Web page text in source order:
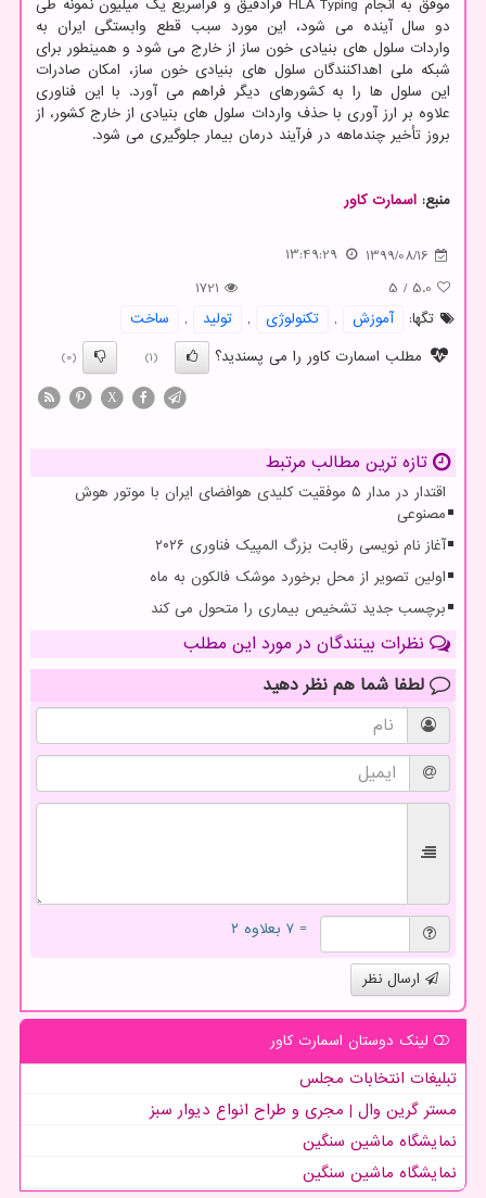
موفق به انجام HLA Typing فرادقیق و فراسریع یک میلیون نمونه طی
دو سال آینده می شود، این مورد سبب قطع وابستگی ایران به
واردات سلول های بنیادی خون ساز از خارج می شود و همینطور برای
شبکه ملی اهداکنندگان سلول های بنیادی خون ساز، امکان صادرات
این سلول ها را به کشورهای دیگر فراهم می آورد. با این فناوری
علاوه بر ارز آوری با حذف واردات سلول های بنیادی از خارج کشور، از
بروز تأخیر چندماهه در فرآیند درمان بیمار جلوگیری می شود.
منبع: اسمارت كاور
1399/08/16
13:49:29
5.0
/
5
1721
تگها:
آموزش , تكنولوژی , تولید ,
ساخت
مطلب اسمارت کاور را می پسندید؟
(1)
(0)
X
تازه ترین مطالب مرتبط
اقتدار در مدار ۵ موفقیت کلیدی هوافضای ایران با موتور هوش
مصنوعی
آغاز نام نویسی رقابت بزرگ المپیک فناوری ۲۰۲۶
اولین تصویر از محل برخورد موشک فالکون به ماه
برچسب جدید تشخیص بیماری را متحول می کند
نظرات بینندگان در مورد این مطلب
لطفا شما هم نظر دهید
= ۷ بعلاوه ۲
ارسال نظر
لینک دوستان اسمارت كاور
تبلیغات انتخابات مجلس
مستر گرین وال | مجری و طراح انواع دیوار سبز
نمایشگاه ماشین سنگین
نمایشگاه ماشین سنگین